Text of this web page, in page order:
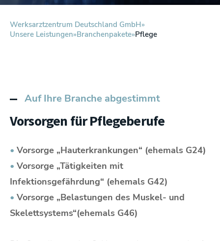
Werksarztzentrum Deutschland GmbH
Unsere Leistungen Branchenpakete Pflege
Auf Ihre Branche abgestimmt
Vorsorgen für Pflegeberufe
• Vorsorge „Hauterkrankungen“ (ehemals G24)
• Vorsorge „Tätigkeiten mit
Infektionsgefährdung“ (ehemals G42)
• Vorsorge „Belastungen des Muskel- und
Skelettsystems“(ehemals G46)